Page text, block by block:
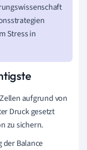
Stress in
aufgrund von
Druck gesetzt
zu sichern.
Balance